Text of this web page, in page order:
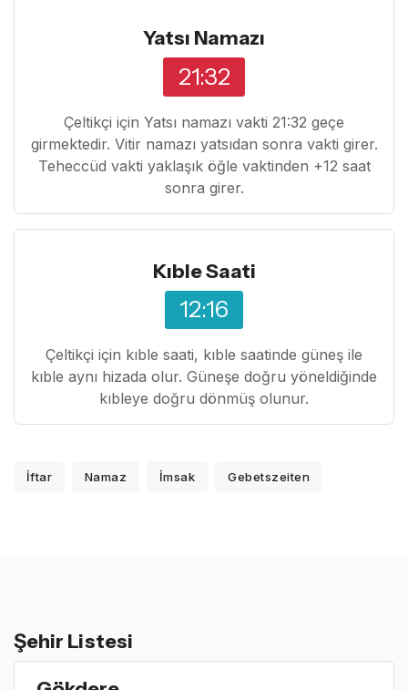
Yatsı Namazı
21:32
Çeltikçi için Yatsı namazı vakti 21:32 geçe
girmektedir. Vitir namazı yatsıdan sonra vakti girer.
Teheccüd vakti yaklaşık öğle vaktinden +12 saat
sonra girer.
Kıble Saati
12:16
Çeltikçi için kıble saati, kıble saatinde güneş ile
kıble aynı hizada olur. Güneşe doğru yöneldiğinde
kıbleye doğru dönmüş olunur.
İftar Namaz İmsak Gebetszeiten
Şehir Listesi